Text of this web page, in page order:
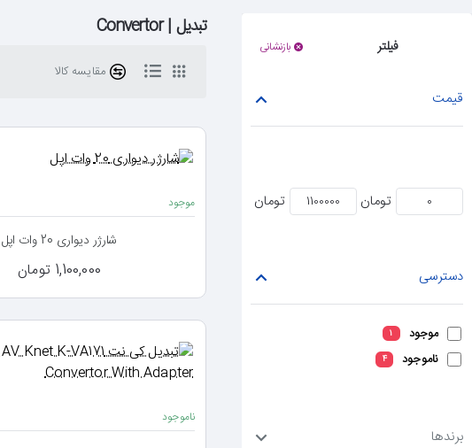
فیلتر بازنشانی
قیمت
تومان تومان
دسترسی
موجود 1
ناموجود 4
برندها
تبدیل | Convertor
مقایسه کالا
موجود
شارژر دیواری 20 وات اپل
1,100,000 تومان
ناموجود